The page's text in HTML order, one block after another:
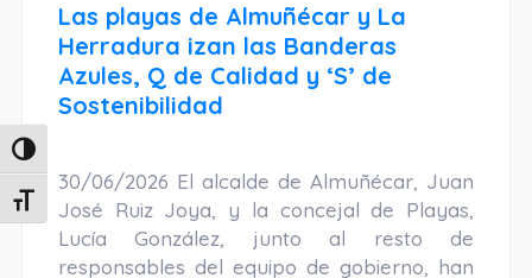
Alternar alto contraste
Alternar tamaño de letra
Las playas de Almuñécar y La
Herradura izan las Banderas
Azules, Q de Calidad y ‘S’ de
Sostenibilidad
30/06/2026 El alcalde de Almuñécar, Juan
José Ruiz Joya, y la concejal de Playas,
Lucía González, junto al resto de
responsables del equipo de gobierno, han